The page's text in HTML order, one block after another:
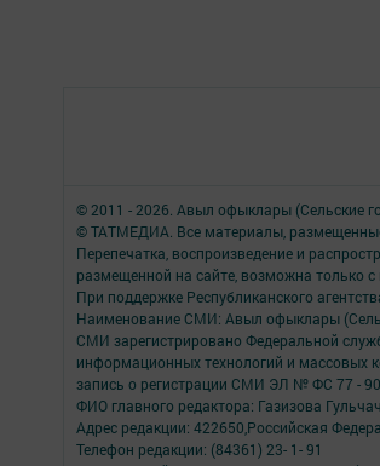
© 2011 - 2026. Авыл офыклары (Сельские
© ТАТМЕДИА. Все материалы,
Перепечатка, воспроизведение и
размещенной на сайте, возможна только
При поддержке Республиканского
Наименование СМИ: Авыл офыклары
СМИ зарегистрировано Федеральной
информационных технологий и массовых
запись о регистрации СМИ ЭЛ № ФС 77 -
ФИО главного редактора: Газизова
Адрес редакции: 422650,Российская
Телефон редакции: (84361) 23- 1- 91